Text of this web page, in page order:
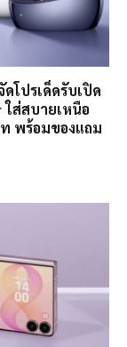
โปรเด็ดรับเปิด
ใส่สบายเหนือ
ท พร้อมของแถม